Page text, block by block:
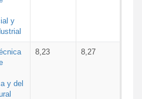
y
y del
8,23 8,27